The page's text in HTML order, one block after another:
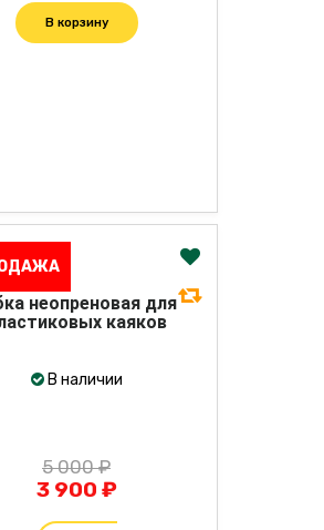
В корзину
неопреновая для
каяков
В наличии
5 000 ₽
3 900 ₽